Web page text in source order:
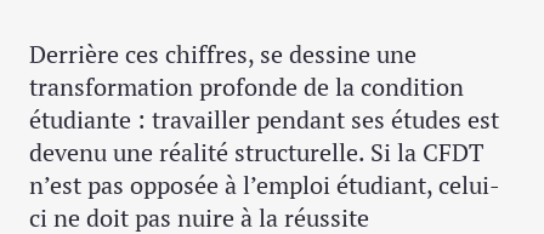
Derrière ces chiffres, se dessine une
transformation profonde de la condition
étudiante : travailler pendant ses études est
devenu une réalité structurelle. Si la CFDT
n’est pas opposée à l’emploi étudiant, celui-
ci ne doit pas nuire à la réussite